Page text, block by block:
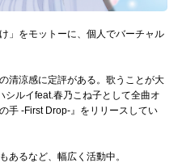
」をモットーに、個人でバーチャル
清涼感に定評がある。歌うことが大
ルイfeat.春乃こね子として全曲オ
手 -First Drop-』をリリースしてい
あるなど、幅広く活動中。